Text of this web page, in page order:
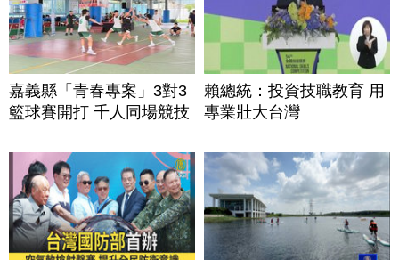
嘉義縣「青春專案」3對3
籃球賽開打 千人同場競技
賴總統：投資技職教育 用
專業壯大台灣